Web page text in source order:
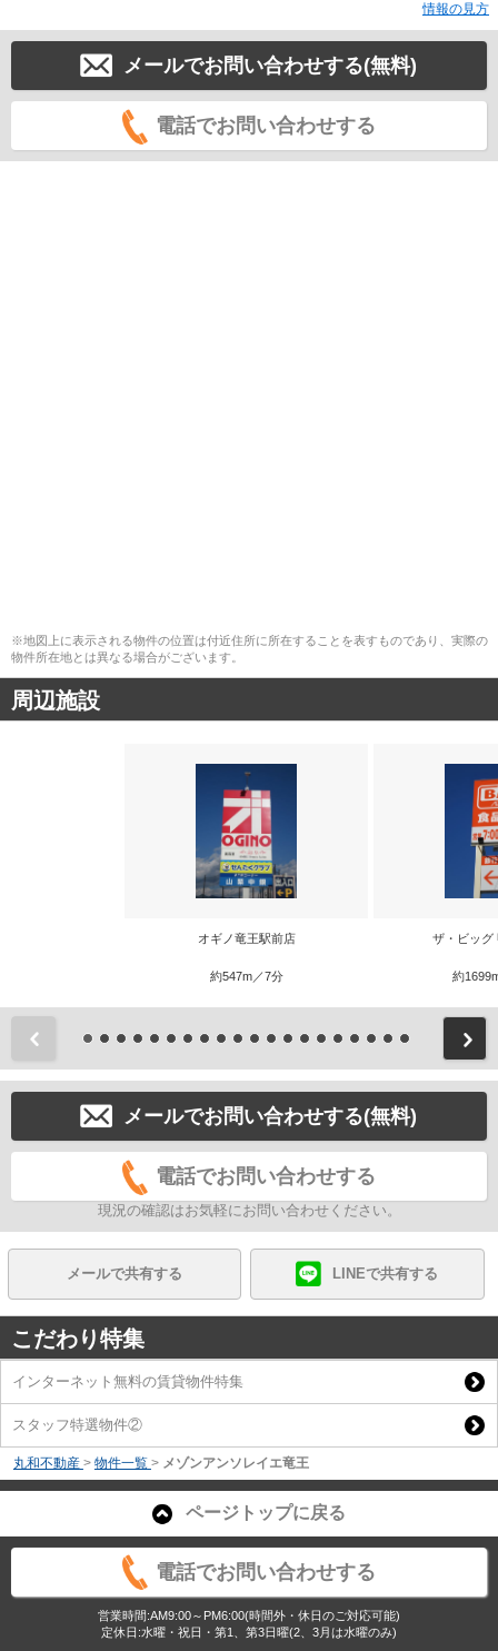
情報の見方
メールでお問い合わせする(無料)
電話でお問い合わせする
※地図上に表示される物件の位置は付近住所に所在することを表すものであり、実際の
物件所在地とは異なる場合がございます。
周辺施設
オギノ竜王駅前店
約547m／7分
ザ・ビッグ
約
メールでお問い合わせする(無料)
電話でお問い合わせする
現況の確認はお気軽にお問い合わせください。
メールで共有する LINEで共有する
こだわり特集
インターネット無料の賃貸物件特集
スタッフ特選物件②
丸和不動産 > 物件一覧 > メゾンアンソレイエ竜王
ページトップに戻る
電話でお問い合わせする
営業時間:AM9:00～PM6:00(時間外・休日のご対応可能)
定休日:水曜・祝日・第1、第3日曜(2、3月は水曜のみ)